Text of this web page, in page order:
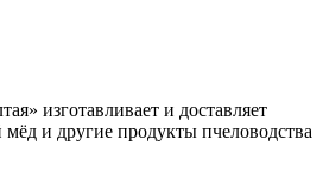
изготавливает и доставляет
и другие продукты пчеловодства